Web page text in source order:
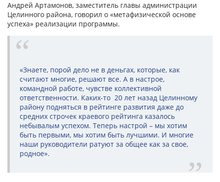
Андрей Артамонов, заместитель главы администрации
Целинного района, говорил о «метафизической основе
успеха» реализации программы.
«Знаете, порой дело не в деньгах, которые, как
считают многие, решают все. А в настрое,
командной работе, чувстве коллективной
ответственности. Каких-то 20 лет назад Целинному
району подняться в рейтинге развития даже до
средних строчек краевого рейтинга казалось
небывалым успехом. Теперь настрой – мы хотим
быть первыми, мы хотим быть лучшими. И многие
наши руководители ратуют за общее как за свое,
родное».